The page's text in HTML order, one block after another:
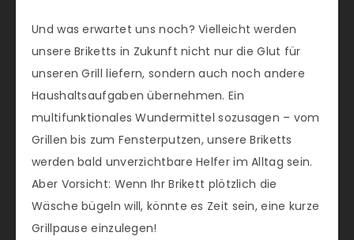
Und was erwartet uns noch? Vielleicht werden
unsere Briketts in Zukunft nicht nur die Glut für
unseren Grill liefern, sondern auch noch andere
Haushaltsaufgaben übernehmen. Ein
multifunktionales Wundermittel sozusagen – vom
Grillen bis zum Fensterputzen, unsere Briketts
werden bald unverzichtbare Helfer im Alltag sein.
Aber Vorsicht: Wenn Ihr Brikett plötzlich die
Wäsche bügeln will, könnte es Zeit sein, eine kurze
Grillpause einzulegen!